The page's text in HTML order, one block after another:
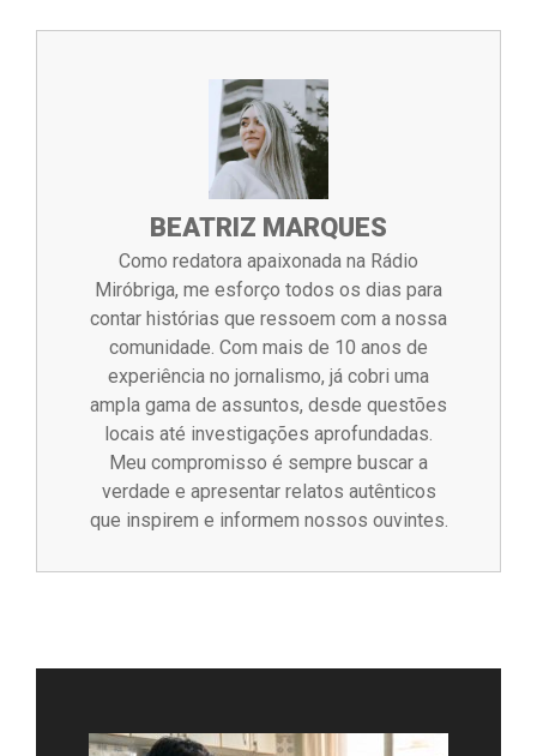
BEATRIZ MARQUES
Como redatora apaixonada na Rádio
Miróbriga, me esforço todos os dias para
contar histórias que ressoem com a nossa
comunidade. Com mais de 10 anos de
experiência no jornalismo, já cobri uma
ampla gama de assuntos, desde questões
locais até investigações aprofundadas.
Meu compromisso é sempre buscar a
verdade e apresentar relatos autênticos
que inspirem e informem nossos ouvintes.